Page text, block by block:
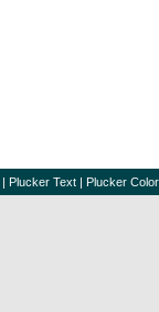
| Plucker Text | Plucker Color